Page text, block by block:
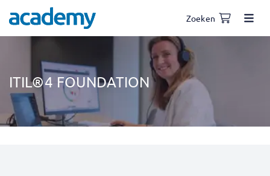
Zoeken
ITIL®4 FOUNDATION